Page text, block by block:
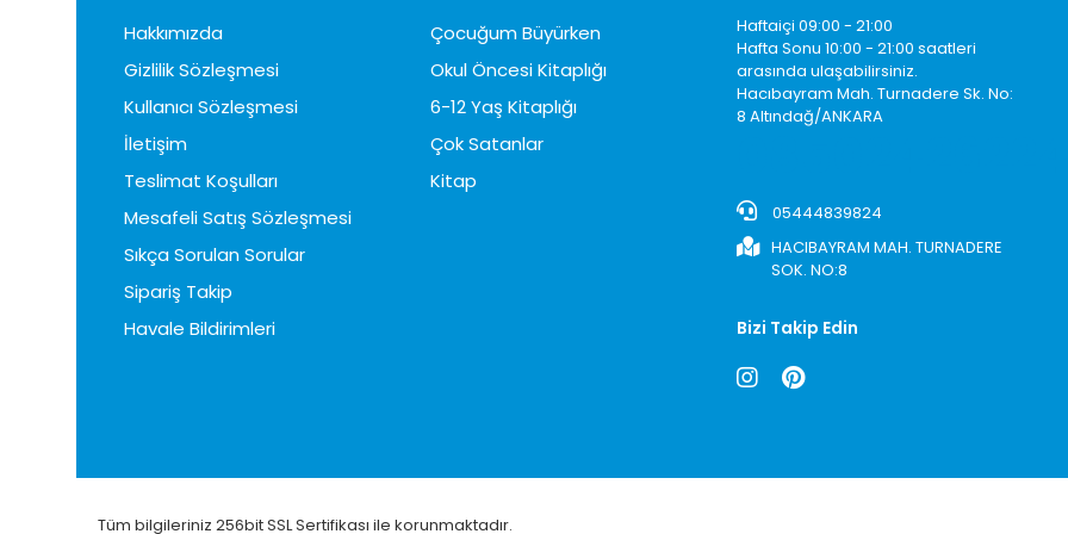
Hakkımızda
Gizlilik Sözleşmesi
Kullanıcı Sözleşmesi
İletişim
Teslimat Koşulları
Mesafeli Satış Sözleşmesi
Sıkça Sorulan Sorular
Sipariş Takip
Havale Bildirimleri
Çocuğum Büyürken
Okul Öncesi Kitaplığı
6-12 Yaş Kitaplığı
Çok Satanlar
Kitap
Haftaiçi 09:00 - 21:00
Hafta Sonu 10:00 - 21:00 saatleri
arasında ulaşabilirsiniz.
Hacıbayram Mah. Turnadere Sk. No:
8 Altındağ/ANKARA
05444839824
HACIBAYRAM MAH. TURNADERE
SOK. NO:8
Bizi Takip Edin
Tüm bilgileriniz 256bit SSL Sertifikası ile korunmaktadır.